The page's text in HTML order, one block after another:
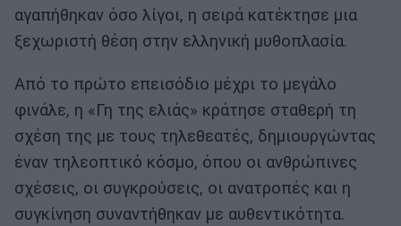
αγαπήθηκαν όσο λίγοι, η σειρά κατέκτησε μια
ξεχωριστή θέση στην ελληνική μυθοπλασία.
Από το πρώτο επεισόδιο μέχρι το μεγάλο
φινάλε, η «Γη της ελιάς» κράτησε σταθερή τη
σχέση της με τους τηλεθεατές, δημιουργώντας
έναν τηλεοπτικό κόσμο, όπου οι ανθρώπινες
σχέσεις, οι συγκρούσεις, οι ανατροπές και η
συγκίνηση συναντήθηκαν με αυθεντικότητα.